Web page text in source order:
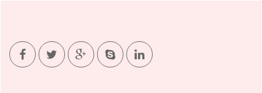
いお子さんでも読むことができますが…
11月の絵本『つきよのおんがくかい』